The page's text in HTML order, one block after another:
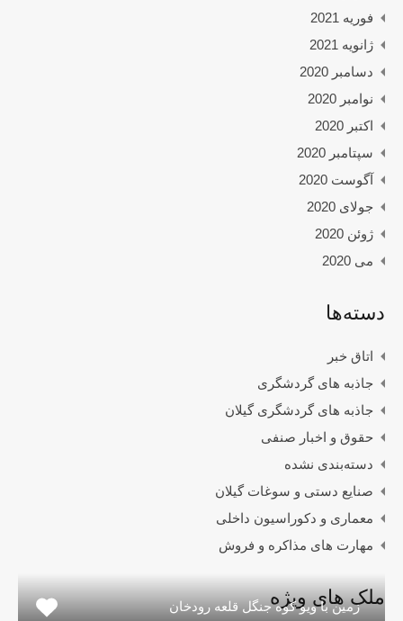
فوریه 2021
ژانویه 2021
دسامبر 2020
نوامبر 2020
اکتبر 2020
سپتامبر 2020
آگوست 2020
جولای 2020
ژوئن 2020
می 2020
دسته‌ها
اتاق خبر
جاذبه های گردشگری
جاذبه های گردشگری گیلان
حقوق و اخبار صنفی
دسته‌بندی نشده
صنایع دستی و سوغات گیلان
معماری و دکوراسیون داخلی
مهارت های مذاکره و فروش
ملک های ویژه
زمین با ویو کوه جنگل قلعه رودخان